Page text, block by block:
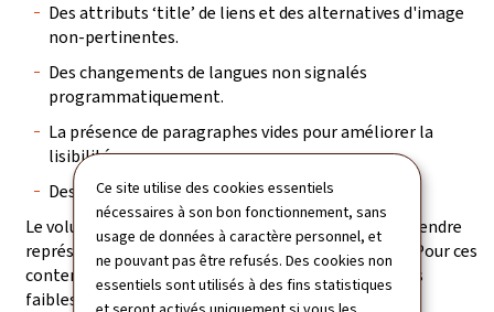
Ce site utilise des cookies essentiels
nécessaires à son bon fonctionnement, sans
usage de données à caractère personnel, et
ne pouvant pas être refusés. Des cookies non
essentiels sont utilisés à des fins statistiques
Des attributs ‘title’ de liens et des alternatives d'image
non-pertinentes.
Des changements de langues non signalés
programmatiquement.
La présence de paragraphes vides pour améliorer la
lisibilité.
Des tableaux incorrectement structurés.
Le volume des pages à vérifier et des contenus à reprendre
représente une charge de travail trop conséquente. Pour ces
contenus, il a été vérifié que, bien que présentant des
faiblesses de structuration, les non-conformités les